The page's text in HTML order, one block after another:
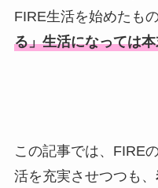
FIRE生活を始めたもの
る」生活になっては
この記事では、FIRE
活を充実させつつも、